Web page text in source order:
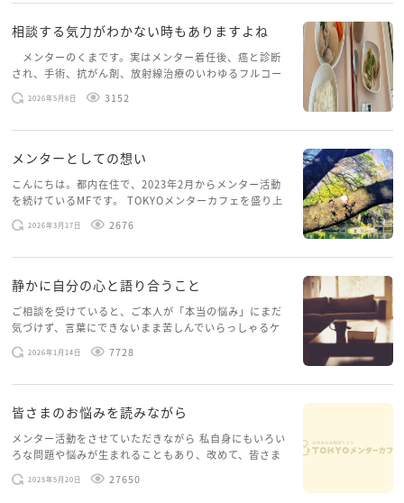
相談する気力がわかない時もありますよね
メンターのくまです。実はメンター着任後、癌と診断
され、手術、抗がん剤、放射線治療のいわゆるフルコー
スを体験していて、しばらくメンターカフェに来られて
いませんでした。体力だけでなく、気力も落ちパソコン
2026年5月8日 3152
メンターとしての想い
こんにちは。都内在住で、2023年2月からメンター活動
を続けているMFです。 TOKYOメンターカフェを盛り上
げたいという想いから、勇気を出して初めてブログを投
稿してみようと思います。少し自分のことを書いてみま
2026年3月17日 2676
静かに自分の心と語り合うこと
ご相談を受けていると、ご本人が「本当の悩み」にまだ
気づけず、言葉にできないまま苦しんでいらっしゃるケ
ースがありますお悩みというのは、心の深いところ（深
層心理）に触れることで、まったく違う角度から解決の
2026年1月14日 7728
皆さまのお悩みを読みながら
メンター活動をさせていただきながら 私自身にもいろい
ろな問題や悩みが生まれることもあり、改めて、皆さま
のお悩みを読みながら 「みんな、もがいてる。わたし
だけじゃないんだな」と、逆に励まされるような日々で
2025年5月20日 27650